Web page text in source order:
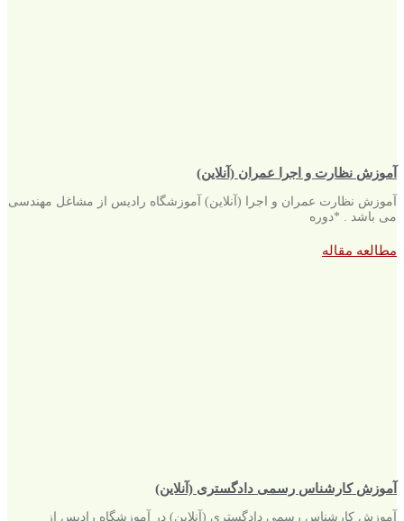
آموزش نظارت و اجرا عمران (آنلاین)
آموزش نظارت عمران و اجرا (آنلاین) آموزشگاه رادیس از مشاغل مهندسی
می باشد . *دوره
مطالعه مقاله
آموزش کارشناس رسمی دادگستری (آنلاین)
آموزش کارشناس رسمی دادگستری (آنلاین) در آموزشگاه رادیس از